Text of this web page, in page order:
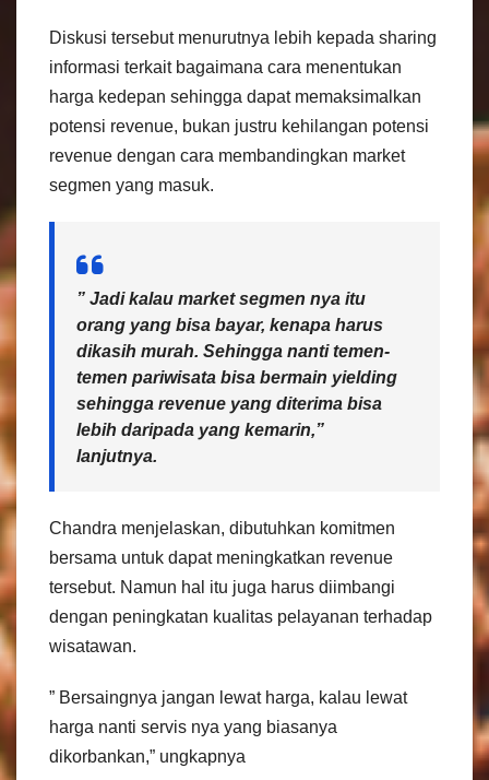
Diskusi tersebut menurutnya lebih kepada sharing
informasi terkait bagaimana cara menentukan
harga kedepan sehingga dapat memaksimalkan
potensi revenue, bukan justru kehilangan potensi
revenue dengan cara membandingkan market
segmen yang masuk.
” Jadi kalau market segmen nya itu
orang yang bisa bayar, kenapa harus
dikasih murah. Sehingga nanti temen-
temen pariwisata bisa bermain yielding
sehingga revenue yang diterima bisa
lebih daripada yang kemarin,”
lanjutnya.
Chandra menjelaskan, dibutuhkan komitmen
bersama untuk dapat meningkatkan revenue
tersebut. Namun hal itu juga harus diimbangi
dengan peningkatan kualitas pelayanan terhadap
wisatawan.
” Bersaingnya jangan lewat harga, kalau lewat
harga nanti servis nya yang biasanya
dikorbankan,” ungkapnya